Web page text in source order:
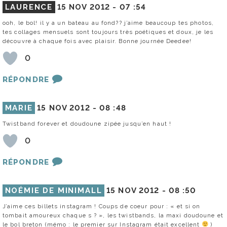
LAURENCE 15 NOV 2012 - 07 :54
ooh, le bol! il y a un bateau au fond?? j’aime beaucoup tes photos,
tes collages mensuels sont toujours très poétiques et doux, je les
découvre à chaque fois avec plaisir. Bonne journée Deedee!
0
RÉPONDRE
MARIE 15 NOV 2012 -08 :48
Twistband forever et doudoune zipée jusqu’en haut !
0
RÉPONDRE
NOÉMIE DE MINIMALL 15 NOV 2012 - 08 :50
J’aime ces billets instagram ! Coups de coeur pour : « et si on
tombait amoureux chaque s ? », les twistbands, la maxi doudoune et
le bol breton (mémo : le premier sur Instagram était excellent
)